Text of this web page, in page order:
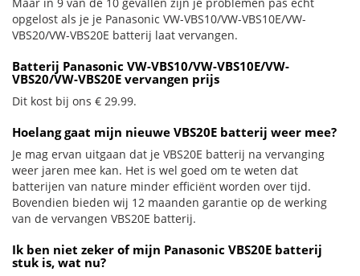
opgelost als je je Panasonic VW-VBS10/VW-VBS10E/VW-
VBS20/VW-VBS20E batterij laat vervangen.
Batterij Panasonic VW-VBS10/VW-VBS10E/VW-
VBS20/VW-VBS20E vervangen prijs
Dit kost bij ons € 29.99.
Hoelang gaat mijn nieuwe VBS20E batterij weer mee?
Je mag ervan uitgaan dat je VBS20E batterij na vervanging
weer jaren mee kan. Het is wel goed om te weten dat
batterijen van nature minder efficiënt worden over tijd.
Bovendien bieden wij 12 maanden garantie op de werking
van de vervangen VBS20E batterij.
Ik ben niet zeker of mijn Panasonic VBS20E batterij
stuk is, wat nu?